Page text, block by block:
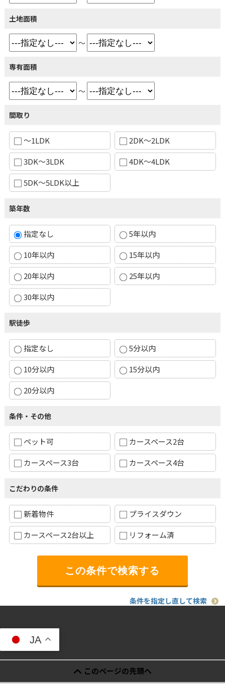
土地面積
～
専有面積
～
間取り
～1LDK
2DK～2LDK
3DK～3LDK
4DK～4LDK
5DK～5LDK以上
築年数
指定なし
5年以内
10年以内
15年以内
20年以内
25年以内
30年以内
駅徒歩
指定なし
5分以内
10分以内
15分以内
20分以内
条件・その他
ペット可
カースペース2台
カースペース3台
カースペース4台
こだわりの条件
新着物件
プライスダウン
カースペース2台以上
リフォーム済
条件を指定し直して検索
JA
このページの先頭へ